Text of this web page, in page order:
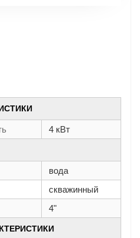
4 кВт
вода
скважинный
4"